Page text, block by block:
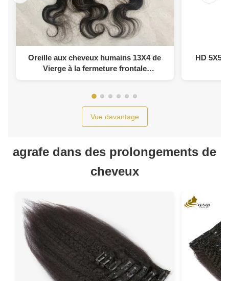
Oreille aux cheveux humains 13X4 de
Vierge à la fermeture frontale
HD 5X5
Vue davantage
agrafe dans des prolongements de
cheveux